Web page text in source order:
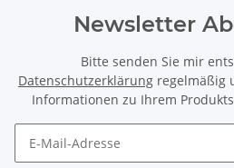
Newsletter
Bitte senden Sie mir
Datenschutzerklärung regelmäßig
Informationen zu Ihrem